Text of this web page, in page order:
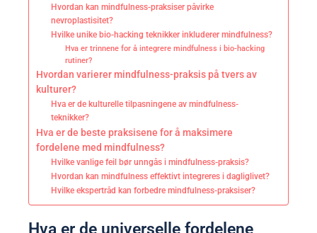
Hvordan kan mindfulness-praksiser påvirke
nevroplastisitet?
Hvilke unike bio-hacking teknikker inkluderer mindfulness?
Hva er trinnene for å integrere mindfulness i bio-hacking
rutiner?
Hvordan varierer mindfulness-praksis på tvers av
kulturer?
Hva er de kulturelle tilpasningene av mindfulness-
teknikker?
Hva er de beste praksisene for å maksimere
fordelene med mindfulness?
Hvilke vanlige feil bør unngås i mindfulness-praksis?
Hvordan kan mindfulness effektivt integreres i dagliglivet?
Hvilke ekspertråd kan forbedre mindfulness-praksiser?
Hva er de universelle fordelene